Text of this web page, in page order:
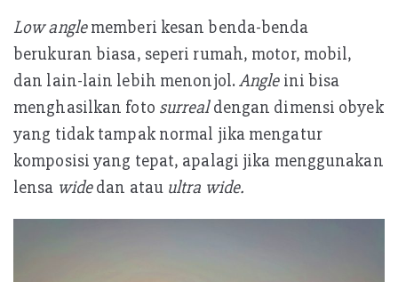
Low anglememberi kesan benda-benda
berukuran biasa, seperi rumah, motor, mobil,
dan lain-lain lebih menonjol.Angleini bisa
menghasilkan foto surrealdengan dimensi obyek
yang tidak tampak normal jika mengatur
komposisi yang tepat, apalagi jika menggunakan
lensa widedan atau ultra wide.